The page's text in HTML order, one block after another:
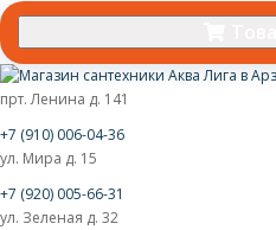
прт. Ленина д. 141
+7 (910) 006-04-36
ул. Мира д. 15
+7 (920) 005-66-31
ул. Зеленая д. 32